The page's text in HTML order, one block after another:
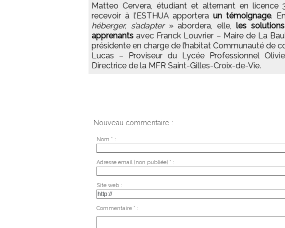
Matteo Cervera, étudiant et alternant en licence
recevoir à l’ESTHUA apportera un témoignage.
héberger, s’adapter» abordera, elle, les
apprenants avec Franck Louvrier – Maire de La
présidente en charge de l’habitat Communauté de
Lucas – Proviseur du Lycée Professionnel
Directrice de la MFR Saint-Gilles-Croix-de-Vie.
Nouveau commentaire :
Nom * :
Adresse email (non publiée) * :
Site web :
Commentaire * :